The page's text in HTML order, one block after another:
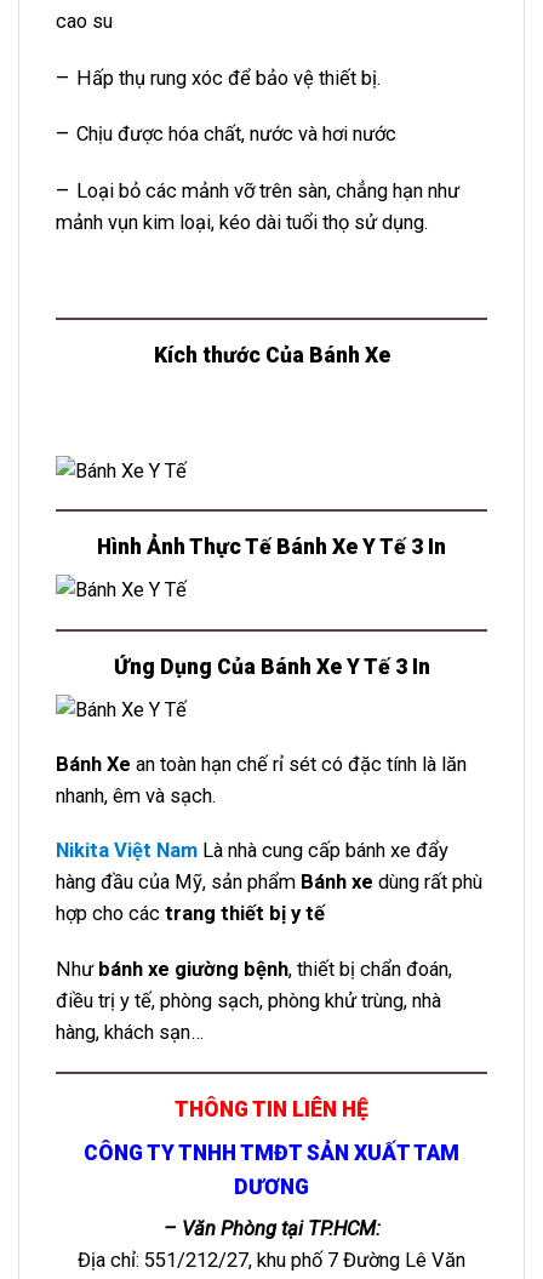
cao su
– Hấp thụ rung xóc để bảo vệ thiết bị.
– Chịu được hóa chất, nước và hơi nước
– Loại bỏ các mảnh vỡ trên sàn, chẳng hạn như
mảnh vụn kim loại, kéo dài tuổi thọ sử dụng.
Kích thước Của Bánh Xe
Hình Ảnh Thực Tế Bánh Xe Y Tế 3 In
Ứng Dụng Của Bánh Xe Y Tế 3 In
Bánh Xe an toàn hạn chế rỉ sét có đặc tính là lăn
nhanh, êm và sạch.
Nikita Việt Nam Là nhà cung cấp bánh xe đẩy
hàng đầu của Mỹ, sản phẩm Bánh xe dùng rất phù
hợp cho các trang thiết bị y tế
Như bánh xe giường bệnh, thiết bị chẩn đoán,
điều trị y tế, phòng sạch, phòng khử trùng, nhà
hàng, khách sạn…
THÔNG TIN LIÊN HỆ
CÔNG TY TNHH TMĐT SẢN XUẤT TAM
DƯƠNG
– Văn Phòng tại TP.HCM:
Địa chỉ: 551/212/27, khu phố 7 Đường Lê Văn